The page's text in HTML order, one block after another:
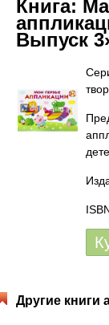
Книга:
Выпуск
Другие книги